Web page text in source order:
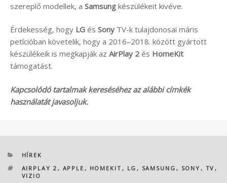
szereplő modellek, a Samsung készülékeit kivéve.
Érdekesség, hogy LG és Sony TV-k tulajdonosai máris
petícióban követelik, hogy a 2016–2018. között gyártott
készülékeik is megkapják az AirPlay 2 és HomeKit
támogatást.
Kapcsolódó tartalmak kereséséhez az alábbi címkék
használatát javasoljuk.
KATEGÓRIÁK
HÍREK
CÍMKÉK
AIRPLAY 2 , APPLE , HOMEKIT , LG , SAMSUNG , SONY , TV ,
VIZIO